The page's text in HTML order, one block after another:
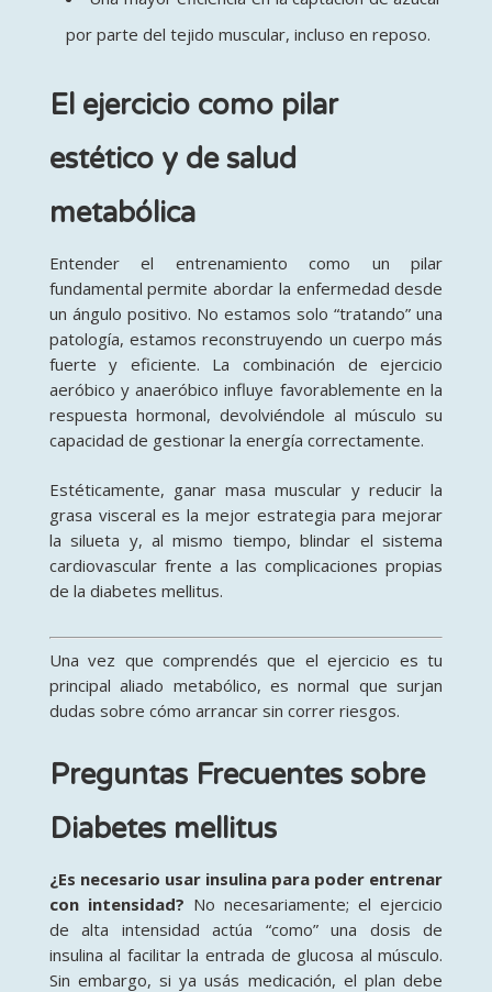
por parte del tejido muscular, incluso en reposo.
El ejercicio como pilar
estético y de salud
metabólica
Entender el entrenamiento como un pilar
fundamental permite abordar la enfermedad desde
un ángulo positivo. No estamos solo “tratando” una
patología, estamos reconstruyendo un cuerpo más
fuerte y eficiente. La combinación de ejercicio
aeróbico y anaeróbico influye favorablemente en la
respuesta hormonal, devolviéndole al músculo su
capacidad de gestionar la energía correctamente.
Estéticamente, ganar masa muscular y reducir la
grasa visceral es la mejor estrategia para mejorar
la silueta y, al mismo tiempo, blindar el sistema
cardiovascular frente a las complicaciones propias
de la diabetes mellitus.
Una vez que comprendés que el ejercicio es tu
principal aliado metabólico, es normal que surjan
dudas sobre cómo arrancar sin correr riesgos.
Preguntas Frecuentes sobre
Diabetes mellitus
¿Es necesario usar insulina para poder entrenar
con intensidad? No necesariamente; el ejercicio
de alta intensidad actúa “como” una dosis de
insulina al facilitar la entrada de glucosa al músculo.
Sin embargo, si ya usás medicación, el plan debe